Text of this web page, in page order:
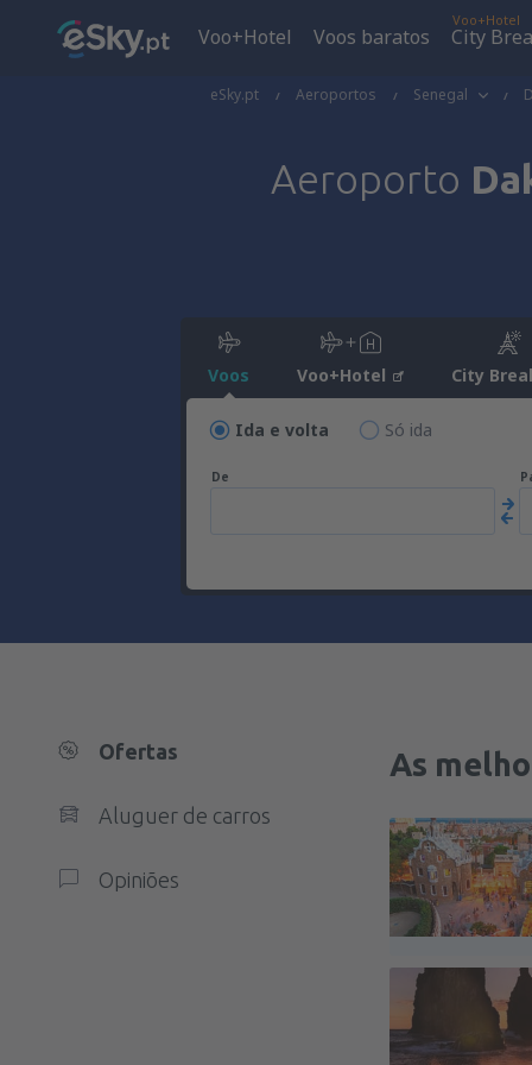
Voo+Hotel Voos baratos
Voo+Hotel
City
eSky.pt Aeroportos Senegal
Aeroporto
Voos Voo+Hotel City
Ida e volta Só ida
De
Ofertas
Aluguer de carros
Opiniões
As